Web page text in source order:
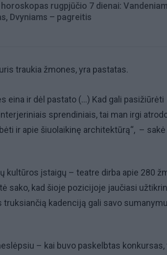
rugpjūčio 7 dienai:
Dvyniams – pagreitis
traukia žmones, yra pastatas.
eina ir dėl pastato (...) Kad gali pasižiūrėti
sprendiniais, tai man irgi
ir apie šiuolaikinę architektūrą“, – sakė
kultūros įstaigų – teatre dirba apie 280
sako, kad šioje pozicijoje jaučiasi
truksiančią kadenciją gali savo
– kai buvo paskelbtas konkursas,